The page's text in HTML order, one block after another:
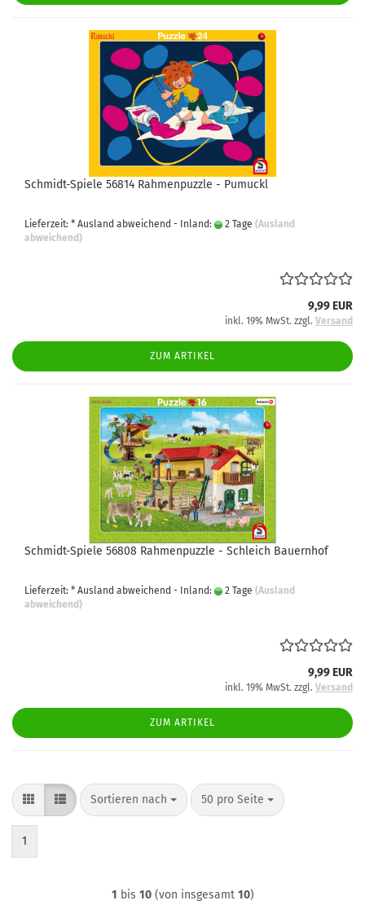
Schmidt-Spiele 56814 Rahmenpuzzle - Pumuckl
Lieferzeit: * Ausland abweichend - Inland: 2 Tage (Ausland
abweichend)
9,99 EUR
inkl. 19% MwSt. zzgl. Versand
ZUM ARTIKEL
Schmidt-Spiele 56808 Rahmenpuzzle - Schleich Bauernhof
Lieferzeit: * Ausland abweichend - Inland: 2 Tage (Ausland
abweichend)
9,99 EUR
inkl. 19% MwSt. zzgl. Versand
ZUM ARTIKEL
Sortieren nach
Sortieren nach 50 pro Seite
pro Seite
1
1 bis 10(von insgesamt 10)